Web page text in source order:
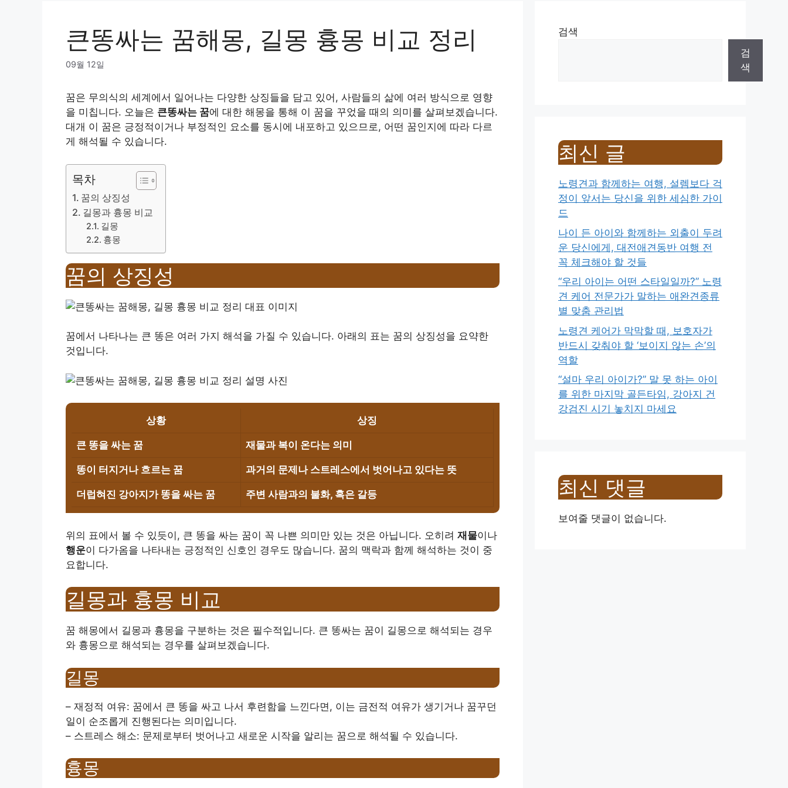
큰똥싸는 꿈해몽, 길몽 흉몽 비교 정리
09월 12일
꿈은 무의식의 세계에서 일어나는 다양한 상징들을 담고 있어, 사람들의 삶에 여러 방식으로 영향
을 미칩니다. 오늘은 큰똥싸는 꿈에 대한 해몽을 통해 이 꿈을 꾸었을 때의 의미를 살펴보겠습니다.
대개 이 꿈은 긍정적이거나 부정적인 요소를 동시에 내포하고 있으므로, 어떤 꿈인지에 따라 다르
게 해석될 수 있습니다.
목차
꿈의 상징성
길몽과 흉몽 비교
길몽
흉몽
꿈의 상징성
꿈에서 나타나는 큰 똥은 여러 가지 해석을 가질 수 있습니다. 아래의 표는 꿈의 상징성을 요약한
것입니다.
상황 상징
큰 똥을 싸는 꿈 재물과 복이 온다는 의미
똥이 터지거나 흐르는 꿈 과거의 문제나 스트레스에서 벗어나고 있다는 뜻
더럽혀진 강아지가 똥을 싸는 꿈 주변 사람과의 불화, 혹은 갈등
위의 표에서 볼 수 있듯이, 큰 똥을 싸는 꿈이 꼭 나쁜 의미만 있는 것은 아닙니다. 오히려 재물이나
행운이 다가옴을 나타내는 긍정적인 신호인 경우도 많습니다. 꿈의 맥락과 함께 해석하는 것이 중
요합니다.
길몽과 흉몽 비교
꿈 해몽에서 길몽과 흉몽을 구분하는 것은 필수적입니다. 큰 똥싸는 꿈이 길몽으로 해석되는 경우
와 흉몽으로 해석되는 경우를 살펴보겠습니다.
길몽
– 재정적 여유: 꿈에서 큰 똥을 싸고 나서 후련함을 느낀다면, 이는 금전적 여유가 생기거나 꿈꾸던
일이 순조롭게 진행된다는 의미입니다.
– 스트레스 해소: 문제로부터 벗어나고 새로운 시작을 알리는 꿈으로 해석될 수 있습니다.
흉몽
검색
검
색
최신 글
노령견과 함께하는 여행, 설렘보다 걱
정이 앞서는 당신을 위한 세심한 가이
드
나이 든 아이와 함께하는 외출이 두려
운 당신에게, 대전애견동반 여행 전
꼭 체크해야 할 것들
“우리 아이는 어떤 스타일일까?” 노령
견 케어 전문가가 말하는 애완견종류
별 맞춤 관리법
노령견 케어가 막막할 때, 보호자가
반드시 갖춰야 할 ‘보이지 않는 손’의
역할
“설마 우리 아이가?” 말 못 하는 아이
를 위한 마지막 골든타임, 강아지 건
강검진 시기 놓치지 마세요
최신 댓글
보여줄 댓글이 없습니다.